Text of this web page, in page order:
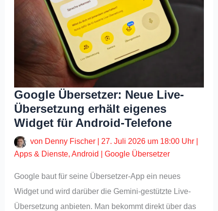
Google Übersetzer: Neue Live-
Übersetzung erhält eigenes
Widget für Android-Telefone
von Denny Fischer 27. Juli 2026 um 18:00 Uhr
Apps & Dienste,Android |Google Übersetzer
Google baut für seine Übersetzer-App ein neues
Widget und wird darüber die Gemini-gestützte Live-
Übersetzung anbieten. Man bekommt direkt über das